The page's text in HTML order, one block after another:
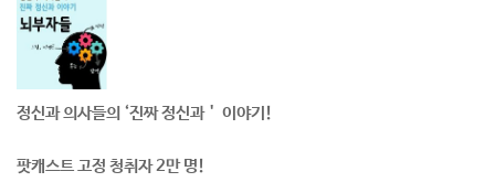
정신과 의사들의 ‘진짜 정신과＇ 이야기!
팟캐스트 고정 청취자 2만 명!